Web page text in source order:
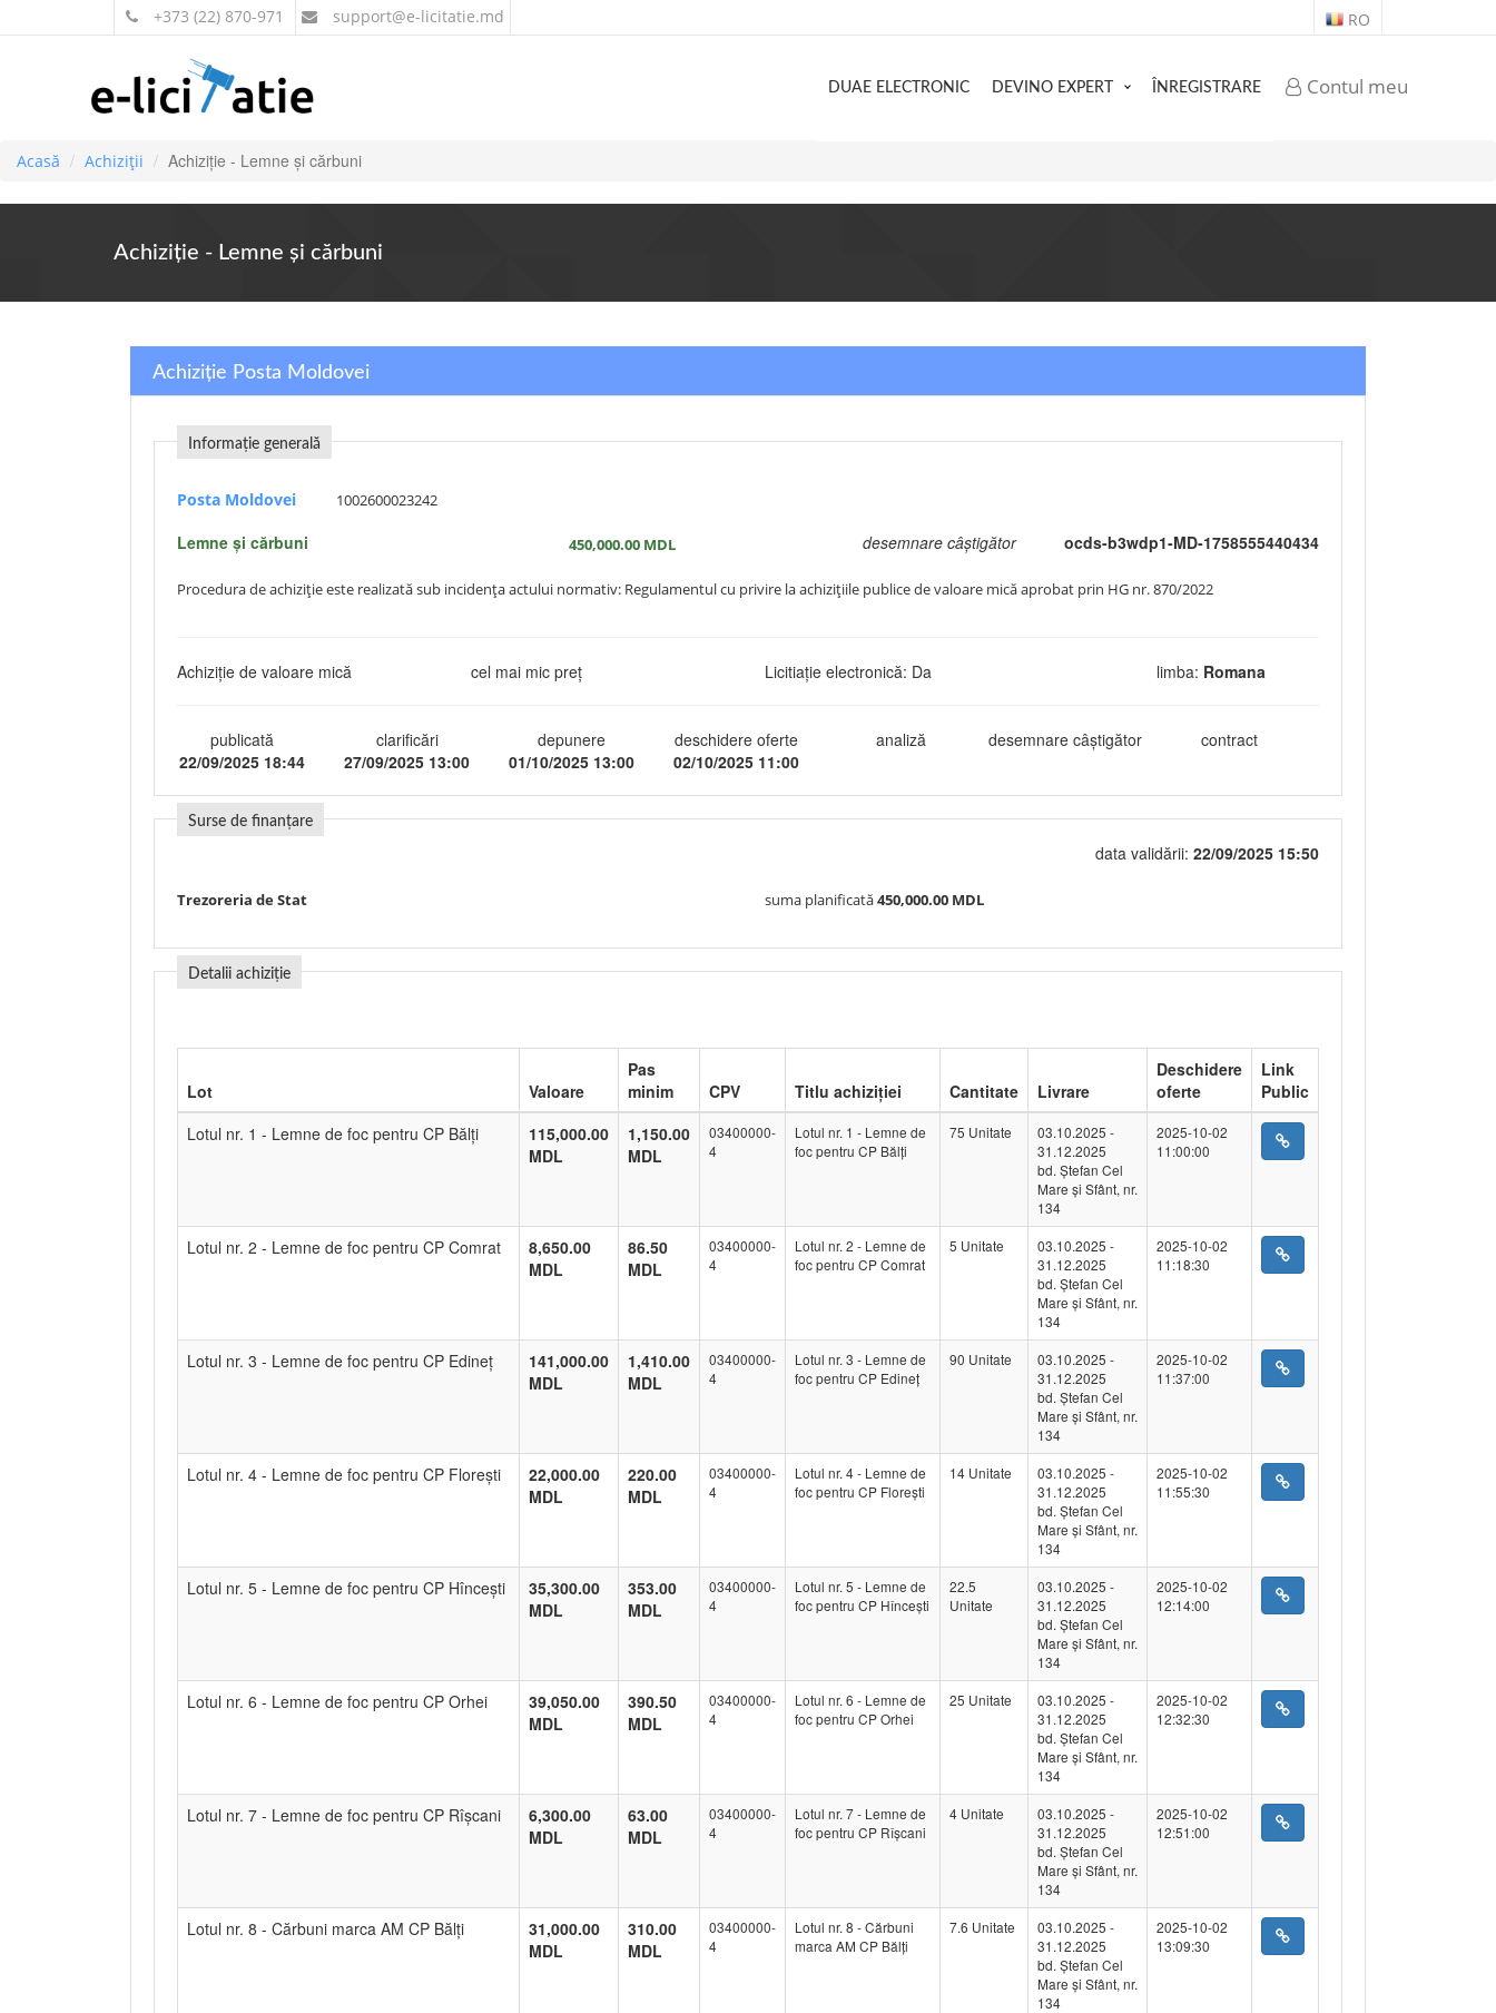
+373 (22) 870-971 support@e-licitatie.md RO
Contul meu
DUAE ELECTRONIC DEVINO EXPERT ÎNREGISTRARE
Acasă Achiziții Achiziție - Lemne și cărbuni
Achiziție - Lemne și cărbuni
Achiziție Posta Moldovei
Informație generală
Posta Moldovei 1002600023242
Lemne și cărbuni 450,000.00 MDL desemnare câștigător ocds-b3wdp1-MD-1758555440434
Procedura de achiziție este realizată sub incidența actului normativ: Regulamentul cu privire la achizițiile publice de valoare mică aprobat prin HG nr. 870/2022
Achiziție de valoare mică cel mai mic preț Licitiație electronică: Da limba: Romana
publicată
22/09/2025 18:44
clarificări
27/09/2025 13:00
depunere
01/10/2025 13:00
deschidere oferte
02/10/2025 11:00
analiză desemnare câștigător contract
Surse de finanțare
data validării: 22/09/2025 15:50
Trezoreria de Stat suma planificată450,000.00 MDL
Detalii achiziție
Lot Valoare
Pas
minim
CPV Titlu achiziției Cantitate Livrare
Deschidere
oferte
Link
Public
Lotul nr. 1 - Lemne de foc pentru CP Bălți
115,000.00
MDL
1,150.00
MDL
03400000-
4
Lotul nr. 1 - Lemne de
foc pentru CP Bălți
75 Unitate
03.10.2025 -
31.12.2025
bd. Ștefan Cel
Mare și Sfânt, nr.
134
2025-10-02
11:00:00
Lotul nr. 2 - Lemne de foc pentru CP Comrat
8,650.00
MDL
86.50
MDL
03400000-
4
Lotul nr. 2 - Lemne de
foc pentru CP Comrat
5 Unitate
03.10.2025 -
31.12.2025
bd. Ștefan Cel
Mare și Sfânt, nr.
134
2025-10-02
11:18:30
Lotul nr. 3 - Lemne de foc pentru CP Edineț
141,000.00
MDL
1,410.00
MDL
03400000-
4
Lotul nr. 3 - Lemne de
foc pentru CP Edineț
90 Unitate
03.10.2025 -
31.12.2025
bd. Ștefan Cel
Mare și Sfânt, nr.
134
2025-10-02
11:37:00
Lotul nr. 4 - Lemne de foc pentru CP Florești
22,000.00
MDL
220.00
MDL
03400000-
4
Lotul nr. 4 - Lemne de
foc pentru CP Florești
14 Unitate
03.10.2025 -
31.12.2025
bd. Ștefan Cel
Mare și Sfânt, nr.
134
2025-10-02
11:55:30
Lotul nr. 5 - Lemne de foc pentru CP Hîncești
35,300.00
MDL
353.00
MDL
03400000-
4
Lotul nr. 5 - Lemne de
foc pentru CP Hîncești
22.5
Unitate
03.10.2025 -
31.12.2025
bd. Ștefan Cel
Mare și Sfânt, nr.
134
2025-10-02
12:14:00
Lotul nr. 6 - Lemne de foc pentru CP Orhei
39,050.00
MDL
390.50
MDL
03400000-
4
Lotul nr. 6 - Lemne de
foc pentru CP Orhei
25 Unitate
03.10.2025 -
31.12.2025
bd. Ștefan Cel
Mare și Sfânt, nr.
134
2025-10-02
12:32:30
Lotul nr. 7 - Lemne de foc pentru CP Rîșcani
6,300.00
MDL
63.00
MDL
03400000-
4
Lotul nr. 7 - Lemne de
foc pentru CP Rîșcani
4 Unitate
03.10.2025 -
31.12.2025
bd. Ștefan Cel
Mare și Sfânt, nr.
134
2025-10-02
12:51:00
Lotul nr. 8 - Cărbuni marca AM CP Bălți
31,000.00
MDL
310.00
MDL
03400000-
4
Lotul nr. 8 - Cărbuni
marca AM CP Bălți
7.6 Unitate
03.10.2025 -
31.12.2025
bd. Ștefan Cel
Mare și Sfânt, nr.
134
2025-10-02
13:09:30